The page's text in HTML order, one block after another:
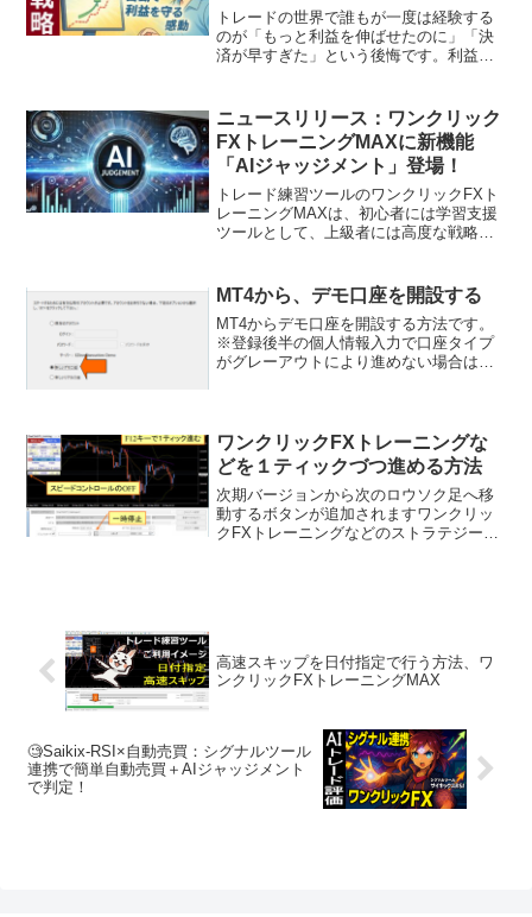
トレードの世界で誰もが一度は経験する
のが「もっと利益を伸ばせたのに」「決
済が早すぎた」という後悔です。利益を
ーリングストップ」です。ところが意外
なことに、トレードパネル...
ニュースリリース：ワンクリック
FXトレーニングMAXに新機能
「AIジャッジメント」登場！
トレード練習ツールのワンクリックFXト
レーニングMAXは、初心者には学習支援
ツールとして、上級者には高度な戦略構
この革新的な機能により、トレード結果
の分析や改善点がこ...
MT4から、デモ口座を開設する
MT4からデモ口座を開設する方法です。
※登録後半の個人情報入力で口座タイプ
がグレーアウトにより進めない場合は、
口座の申請をクリッ...
ワンクリックFXトレーニングな
どを１ティックづつ進める方法
次期バージョンから次のロウソク足へ移
動するボタンが追加されますワンクリッ
クFXトレーニングなどのストラテジーテ
高速スキップを日付指定で行う方法、ワ
ンクリックFXトレーニングMAX
🧐Saikix-RSI×自動売買：シグナルツール
連携で簡単自動売買＋AIジャッジメント
で判定！